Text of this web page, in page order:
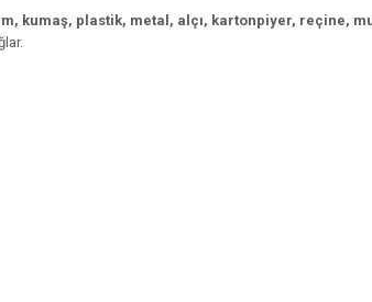
kumaş, plastik, metal, alçı, kartonpiyer, reçine,